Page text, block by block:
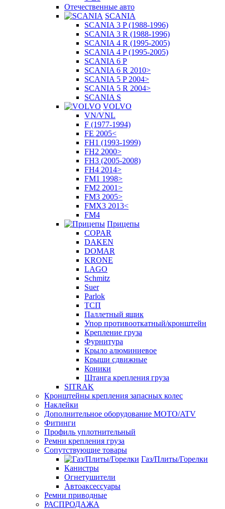
Отечественные авто
SCANIA
SCANIA 3 P (1988-1996)
SCANIA 3 R (1988-1996)
SCANIA 4 R (1995-2005)
SCANIA 4 P (1995-2005)
SCANIA 6 P
SCANIA 6 R 2010>
SCANIA 5 P 2004>
SCANIA 5 R 2004>
SCANIA S
VOLVO
VN/VNL
F (1977-1994)
FE 2005<
FH1 (1993-1999)
FH2 2000>
FH3 (2005-2008)
FH4 2014>
FM1 1998>
FM2 2001>
FM3 2005>
FMX3 2013<
FM4
Прицепы
COPAR
DAKEN
DOMAR
KRONE
LAGO
Schmitz
Suer
Parlok
ТСП
Паллетный ящик
Упор противооткатный/кронштейн
Крепление груза
Фурнитура
Крыло алюминиевое
Крыши сдвижные
Коники
Штанга крепления груза
SITRAK
Кронштейны крепления запасных колес
Наклейки
Дополнительное оборудование MOTO/ATV
Фитинги
Профиль уплотнительный
Ремни крепления груза
Сопутствующие товары
Газ/Плиты/Горелки
Канистры
Огнетушители
Автоаксессуары
Ремни приводные
РАСПРОДАЖА